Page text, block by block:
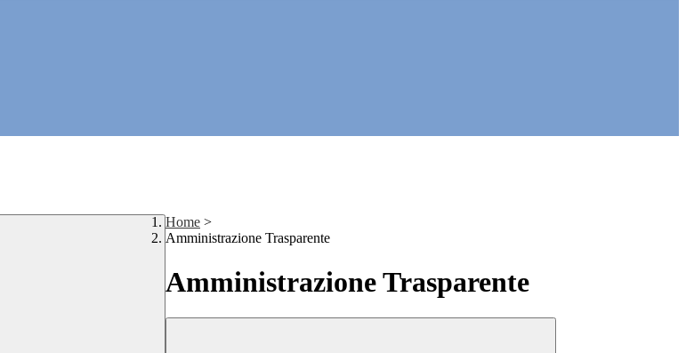
Home >
Amministrazione Trasparente
Amministrazione Trasparente